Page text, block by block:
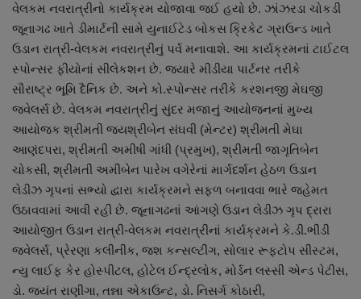
રાશિફળ
ગુનાખોરી
બોલિવૂડ
સ્વાસ્થ્ય
વેલકમ નવરાત્રીનો કાર્યક્રમ યોજાવા જઈ હયો છે. ઝાંઝરડા ચોકડી
જૂનાગઢ ખાતે ડીમાર્ટની સામે યુનાઈટેડ બોકસ ક્રિકેટ ગ્રાઉન્ડ ખાતે
ઉડાન રાત્રી-વેલકમ નવરાત્રીનું પર્વ મનાવાશે. આ કાર્યક્રમનાં ટાઈટલ
સ્પોન્સર ફીયોનાં સીલેકશન છે. જયારે મીડીયા પાર્ટનર તરીકે
સૌરાષ્ટ્ર ભૂમિ દૈનિક છે. અને કો.સ્પોન્સર તરીકે કરશનજી મેઘજી
જવેલર્સ છે. વેલકમ નવરાત્રીનું સુંદર મજાનું આયોજનનાં મુખ્ય
આયોજક શ્રીમતી જયશ્રીબેન સંઘવી (મેન્ટર) શ્રીમતી મેઘા
આણંદપરા, શ્રીમતી અમીષી ગાંધી (પ્રમુખ), શ્રીમતી જાગૃતિબેન
ચોકસી, શ્રીમતી અમીબેન પારેખ વગેરેનાં માર્ગદર્શન હેઠળ ઉડાન
લેડીઝ ગૃપનાં સભ્યો દ્વારા કાર્યક્રમને સફળ બનાવવા ભારે જહેમત
ઉઠાવવામાં આવી રહી છે. જૂનાગઢનાં આંગણે ઉડાન લેડીઝ ગૃપ દ્રારા
આયોજીત ઉડાન રાત્રી-વેલકમ નવરાત્રીનાં કાર્યક્રમને કે.ડી.ભીંડી
જવેલર્સ, પ્રેરણા કલીનીક, જશ કન્સલ્ટીંગ, સોલાર રૂફટોપ સીસ્ટમ,
ન્યુ લાઈફ કેર હોસ્પીટલ, હોટેલ ઈન્દ્રલોક, મોર્ડન લસ્સી એન્ડ પેટીસ,
ડો. જયંત રાણીંગા, તન્ના એકાઉન્ટ, ડો. નિસર્ગ કોઠારી,